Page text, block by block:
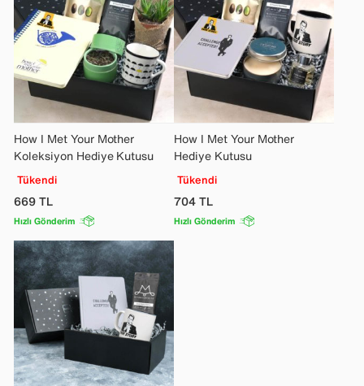
How I Met Your Mother
Koleksiyon Hediye Kutusu
Tükendi
669TL
Hızlı Gönderim
How I Met Your Mother
Hediye Kutusu
Tükendi
704TL
Hızlı Gönderim